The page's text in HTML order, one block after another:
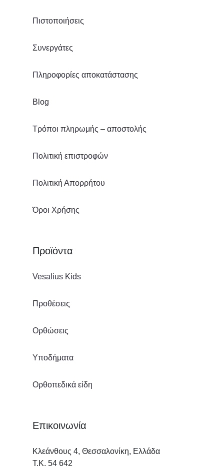
Πιστοποιήσεις
Συνεργάτες
Πληροφορίες αποκατάστασης
Blog
Τρόποι πληρωμής – αποστολής
Πολιτική επιστροφών
Πολιτική Απορρήτου
Όροι Χρήσης
Προϊόντα
Vesalius Kids
Προθέσεις
Ορθώσεις
Υποδήματα
Ορθοπεδικά είδη
Επικοινωνία
Κλεάνθους 4, Θεσσαλονίκη, Ελλάδα
Τ.Κ. 54 642